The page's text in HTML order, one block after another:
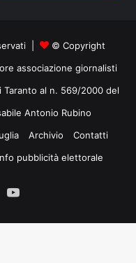
|
© Copyright
associazione giornalisti
al n. 569/2000 del
Antonio Rubino
Archivio
Contatti
pubblicità elettorale
Tube